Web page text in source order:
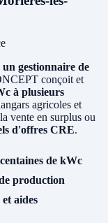
gestionnaire de
conçoit et
à plusieurs
agricoles et
vente en surplus ou
d'offres CRE.
de kWc
production
aides